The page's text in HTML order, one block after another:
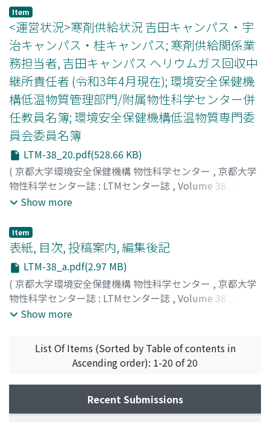
consequently a large Maki parameter suggest that FeSe
offers an ideal platform to study a long-sought Fulde-
Ferrell-Larkin-Ovchinnikov (FFLO) superconducting
state, in which a new pairing (k, -k+q) with nonzero q
vector is formed. Here, we present several pieces of
evidence for the emergence of a distinct high-field
superconducting phase in FeSe. For H || ab, our state-
of-the-art high-field thermal transport up to 33 T shows
a discontinuous downward jump within the
superconducting state, indicating a first-order phase
transition to a distinct high-field superconducting
phase, which is attributed to an FFLO state.
Item
<運営状況>寒剤供給状況 吉田キャンパス・宇
治キャンパス・桂キャンパス; 寒剤供給関係業
務担当者, 吉田キャンパス ヘリウムガス回収中
継所責任者 (令和3年4月現在); 環境安全保健機
構低温物質管理部門/附属物性科学センター併
任教員名簿; 環境安全保健機構低温物質専門委
員会委員名簿
LTM-38_20.pdf(528.66 KB)
( 京都大学環境安全保健機構 物性科学センター , 京都大学
物性科学センター誌 : LTMセンター誌 , Volume 38 ,
pp.20-24)
Show more
Item
表紙, 目次, 投稿案内, 編集後記
LTM-38_a.pdf(2.97 MB)
( 京都大学環境安全保健機構 物性科学センター , 京都大学
物性科学センター誌 : LTMセンター誌 , Volume 38 ,
) Show more
List Of Items (Sorted by Table of contents in
Ascending order): 1-20 of 20
Recent Submissions